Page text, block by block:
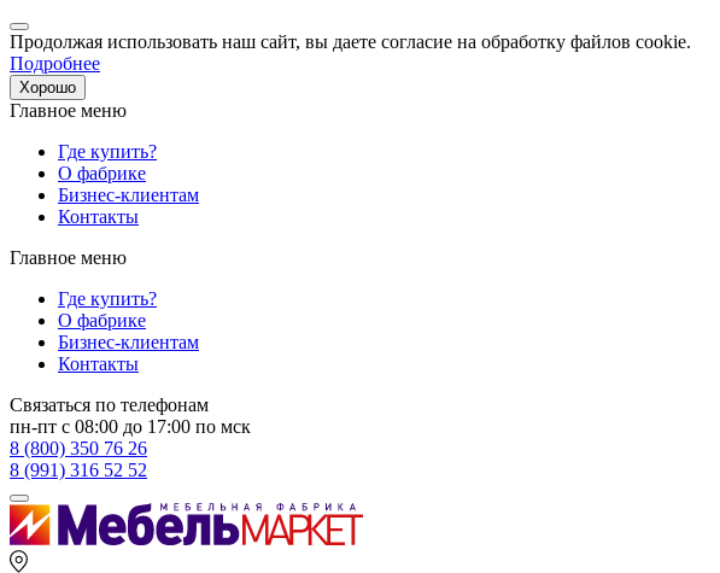
Продолжая использовать наш сайт, вы даете согласие на обработку файлов cookie.
Подробнее
Хорошо
Главное меню
Где купить?
О фабрике
Бизнес-клиентам
Контакты
Главное меню
Где купить?
О фабрике
Бизнес-клиентам
Контакты
Связаться по телефонам
пн-пт с 08:00 до 17:00 по мск
8 (800) 350 76 26
8 (991) 316 52 52